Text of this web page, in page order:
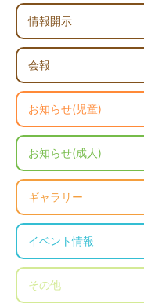
情報開示
会報
お知らせ(児童)
お知らせ(成人)
ギャラリー
イベント情報
その他